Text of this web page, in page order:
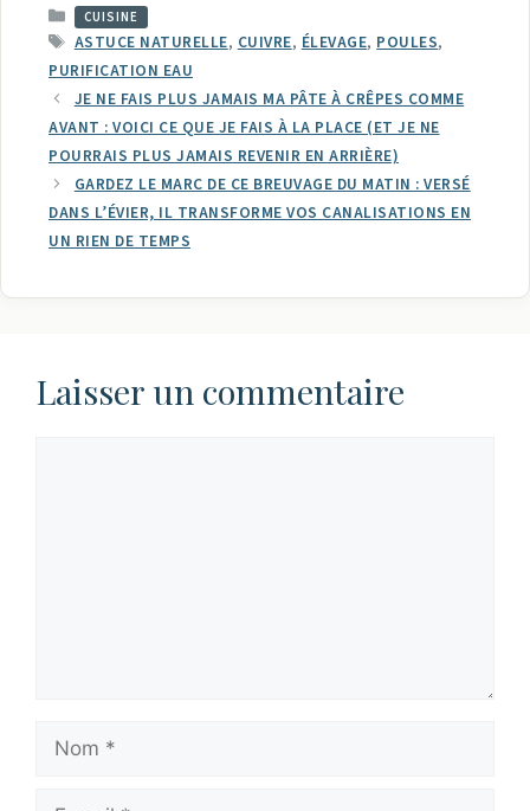
CATÉGORIES
CUISINE
ÉTIQUETTES
ASTUCE NATURELLE, CUIVRE, ÉLEVAGE, POULES,
PURIFICATION EAU
JE NE FAIS PLUS JAMAIS MA PÂTE À CRÊPES COMME
AVANT : VOICI CE QUE JE FAIS À LA PLACE (ET JE NE
POURRAIS PLUS JAMAIS REVENIR EN ARRIÈRE)
GARDEZ LE MARC DE CE BREUVAGE DU MATIN : VERSÉ
DANS L’ÉVIER, IL TRANSFORME VOS CANALISATIONS EN
UN RIEN DE TEMPS
Laisser un commentaire
Nom